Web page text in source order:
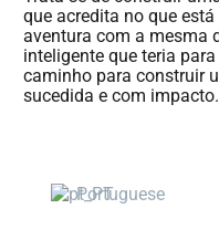
que acredita no que
aventura com a mesma
inteligente que teria
caminho para construir
sucedida e com impacto.
Portuguese